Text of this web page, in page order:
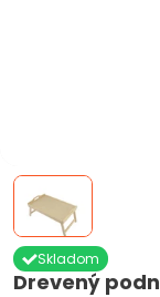
Drevený
Skladom